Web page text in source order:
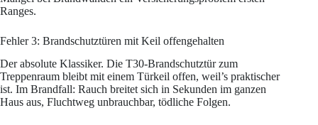
Ranges.
Fehler 3: Brandschutztüren mit Keil offengehalten
Der absolute Klassiker. Die T30-Brandschutztür zum
Treppenraum bleibt mit einem Türkeil offen, weil’s praktischer
ist. Im Brandfall: Rauch breitet sich in Sekunden im ganzen
Haus aus, Fluchtweg unbrauchbar, tödliche Folgen.